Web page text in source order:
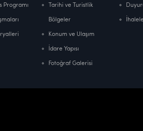
Programı Tarihi ve Turistlik
Bölgeler
Konum ve Ulaşım
İdare Yapısı
Fotoğraf Galerisi